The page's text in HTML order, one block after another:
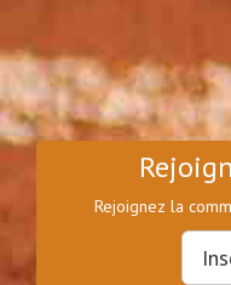
Rejoignez la